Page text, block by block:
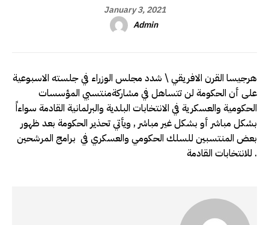
January 3, 2021
Admin
هرجيسا القرن الافريقي \ شدد مجلس الوزراء في جلسته الاسبوعية
على أن الحكومة لن تتساهل في مشاركةمنتسبي المؤسسات
الحكومية والعسكرية في الانتخابات البلدية والبرلمانية القادمة سواءاً
بشكل مباشر أو بشكل غير مباشر , ويأتي تحذير الحكومة بعد ظهور
بعض المنتسبين للسلك الحكومي والعسكري في برامج المرشحين
للانتخابات القادمة .